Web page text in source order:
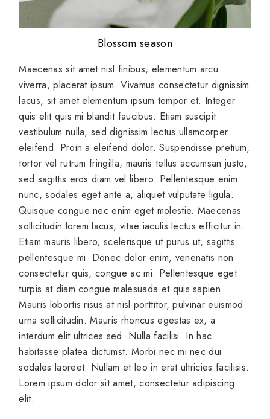
Blossom season
Maecenas sit amet nisl finibus, elementum arcu
viverra, placerat ipsum. Vivamus consectetur dignissim
lacus, sit amet elementum ipsum tempor et. Integer
quis elit quis mi blandit faucibus. Etiam suscipit
vestibulum nulla, sed dignissim lectus ullamcorper
eleifend. Proin a eleifend dolor. Suspendisse pretium,
tortor vel rutrum fringilla, mauris tellus accumsan justo,
sed sagittis eros diam vel libero. Pellentesque enim
nunc, sodales eget ante a, aliquet vulputate ligula.
Quisque congue nec enim eget molestie. Maecenas
sollicitudin lorem lacus, vitae iaculis lectus efficitur in.
Etiam mauris libero, scelerisque ut purus ut, sagittis
pellentesque mi. Donec dolor enim, venenatis non
consectetur quis, congue ac mi. Pellentesque eget
turpis at diam congue malesuada et quis sapien.
Mauris lobortis risus at nisl porttitor, pulvinar euismod
urna sollicitudin. Mauris rhoncus egestas ex, a
interdum elit ultrices sed. Nulla facilisi. In hac
habitasse platea dictumst. Morbi nec mi nec dui
sodales laoreet. Nullam et leo in erat ultricies facilisis.
Lorem ipsum dolor sit amet, consectetur adipiscing
elit.